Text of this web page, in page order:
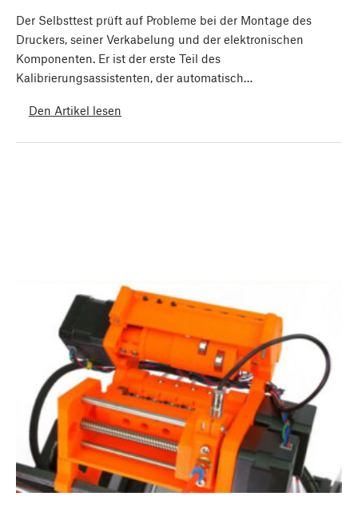
Der Selbsttest prüft auf Probleme bei der Montage des
Druckers, seiner Verkabelung und der elektronischen
Komponenten. Er ist der erste Teil des
Kalibrierungsassistenten, der automatisch…
Den Artikel lesen